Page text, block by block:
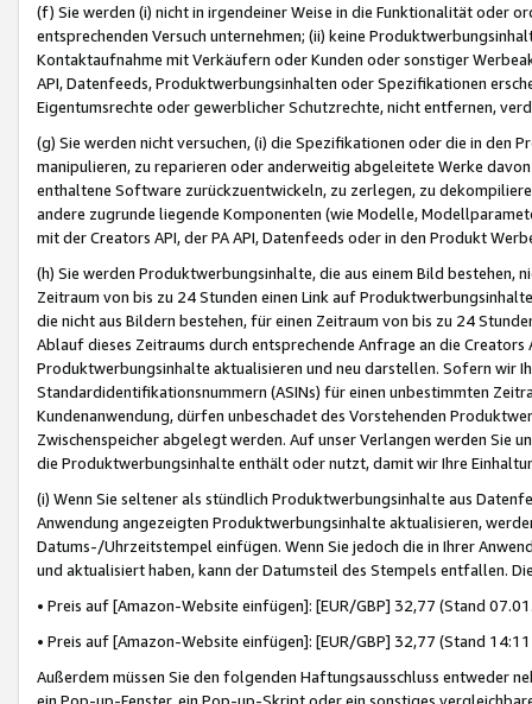
(f) Sie werden (i) nicht in irgendeiner Weise in die Funktionalität oder
entsprechenden Versuch unternehmen; (ii) keine
Kontaktaufnahme mit Verkäufern oder Kunden oder sonstiger
API, Datenfeeds, Produktwerbungsinhalten oder Spezifikationen
Eigentumsrechte oder gewerblicher Schutzrechte, nicht entfernen,
(g) Sie werden nicht versuchen, (i) die Spezifikationen oder die in
manipulieren, zu reparieren oder anderweitig abgeleitete Werke
enthaltene Software zurückzuentwickeln, zu zerlegen, zu
andere zugrunde liegende Komponenten (wie Modelle,
mit der Creators API, der PA API, Datenfeeds oder in den Produkt
(h) Sie werden Produktwerbungsinhalte, die aus einem Bild bestehen,
Zeitraum von bis zu 24 Stunden einen Link auf
die nicht aus Bildern bestehen, für einen Zeitraum von bis zu 24
Ablauf dieses Zeitraums durch entsprechende Anfrage an die
Produktwerbungsinhalte aktualisieren und neu darstellen. Sofern wir
Standardidentifikationsnummern (ASINs) für einen unbestimmten
Kundenanwendung, dürfen unbeschadet des Vorstehenden
Zwischenspeicher abgelegt werden. Auf unser Verlangen werden Sie
die Produktwerbungsinhalte enthält oder nutzt, damit wir Ihre
(i) Wenn Sie seltener als stündlich Produktwerbungsinhalte aus
Anwendung angezeigten Produktwerbungsinhalte aktualisieren,
Datums-/Uhrzeitstempel einfügen. Wenn Sie jedoch die in Ihrer
und aktualisiert haben, kann der Datumsteil des Stempels entfallen.
• Preis auf [Amazon-Website einfügen]: [EUR/GBP] 32,77 (Stand
• Preis auf [Amazon-Website einfügen]: [EUR/GBP] 32,77 (Stand
Außerdem müssen Sie den folgenden Haftungsausschluss entweder
ein Pop-up-Fenster, ein Pop-up-Skript oder ein sonstiges